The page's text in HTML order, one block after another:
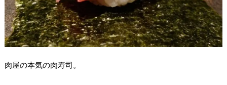
肉屋の本気の肉寿司。